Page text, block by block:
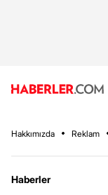
Hakkımızda Reklam
Haberler